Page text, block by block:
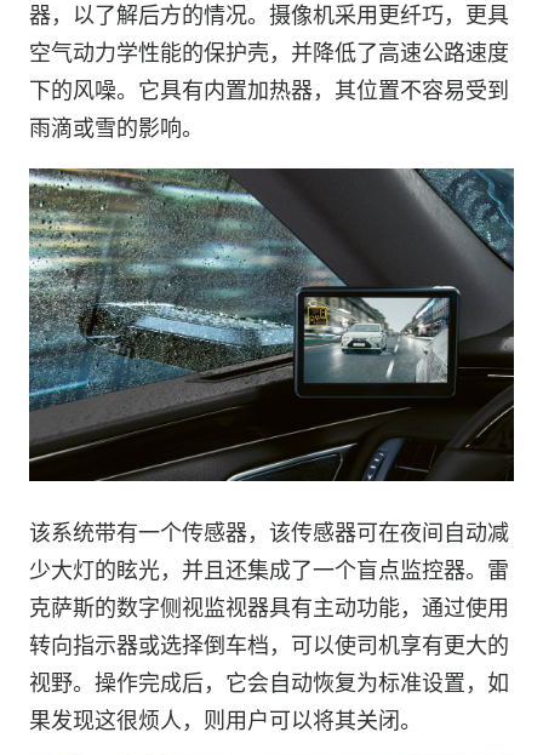
器，以了解后方的情况。摄像机采用更纤巧，更具
空气动力学性能的保护壳，并降低了高速公路速度
下的风噪。它具有内置加热器，其位置不容易受到
雨滴或雪的影响。
该系统带有一个传感器，该传感器可在夜间自动减
少大灯的眩光，并且还集成了一个盲点监控器。雷
克萨斯的数字侧视监视器具有主动功能，通过使用
转向指示器或选择倒车档，可以使司机享有更大的
视野。操作完成后，它会自动恢复为标准设置，如
果发现这很烦人，则用户可以将其关闭。